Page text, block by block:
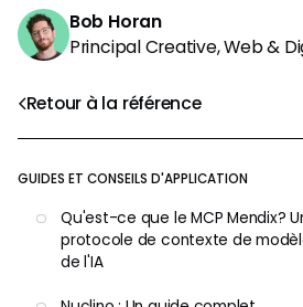
Retour à la référence
GUIDES ET CONSEILS D'APPLICATION
Qu'est-ce que le MCP Mendix?
protocole de contexte de
de l'IA
Bob Horan
Principal Creative, Web &